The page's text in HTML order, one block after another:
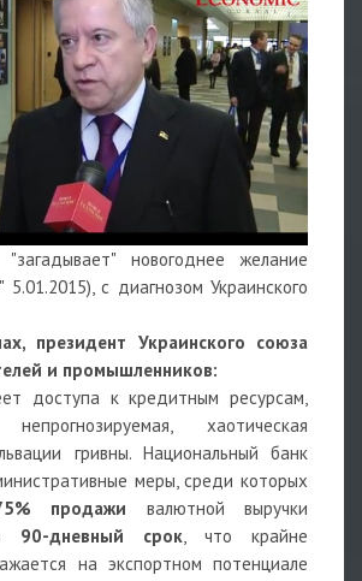
новогоднее желание
5.01.2015), с диагнозом Украинского
президент Украинского союза
и промышленников:
доступа к кредитным ресурсам,
хаотическая
гривны. Национальный банк
меры, среди которых
продажи валютной выручки
дневный срок, что крайне
на экспортном потенциале